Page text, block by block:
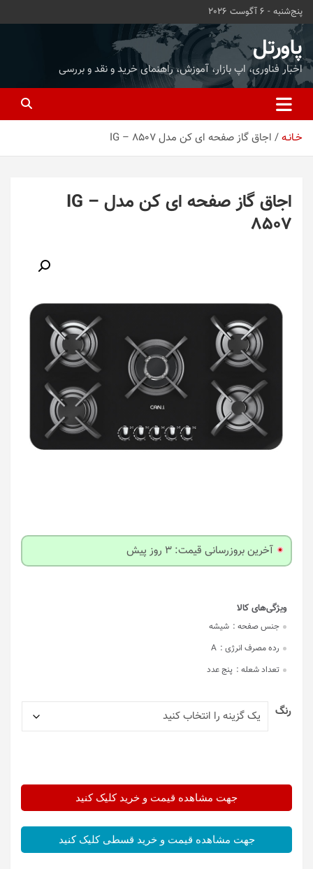
محتوا
بروید
پنج‌شنبه - 6 آگوست 2026
پاورتل
اخبار فناوری، اپ بازار، آموزش، راهنمای خرید و نقد و بررسی
خـانـه اجاق گاز صفحه ای کن مدل IG – 8507
اجاق گاز صفحه ای کن مدل IG –
8507
آخرین بروزرسانی قیمت: 3 روز پیش
جنس صفحه : شیشه
رده مصرف انرژی : A
تعداد شعله : پنج عدد
رنگ
جهت مشاهده قیمت و خرید کلیک کنید
جهت مشاهده قیمت و خرید قسطی کلیک کنید